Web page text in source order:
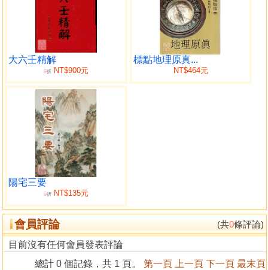
五辨吉凶進神退神
向分四局龍水配合
十二水口吉凶斷根
八卷
平洋要訣後附舊集
大唐黃砂應先師地理神經三字經
論相地法
論水
論明堂 石水法不言星卦
大六壬精解
9折NT$900元
標點地理原真...
NT$464元
陽宅三要
9折NT$135元
會員評論 (共0條評論)
目前沒有任何會員發表評論
總計 0 個記錄，共 1 頁。 第一頁 上一頁 下一頁 最末頁